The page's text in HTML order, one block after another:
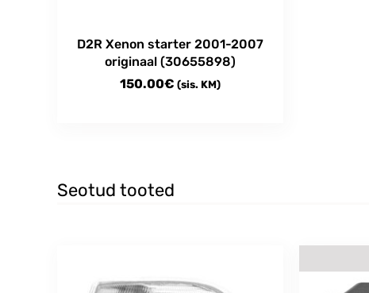
D2R Xenon starter 2001-2007
originaal (30655898)
150.00€ (sis. KM)
Seotud tooted